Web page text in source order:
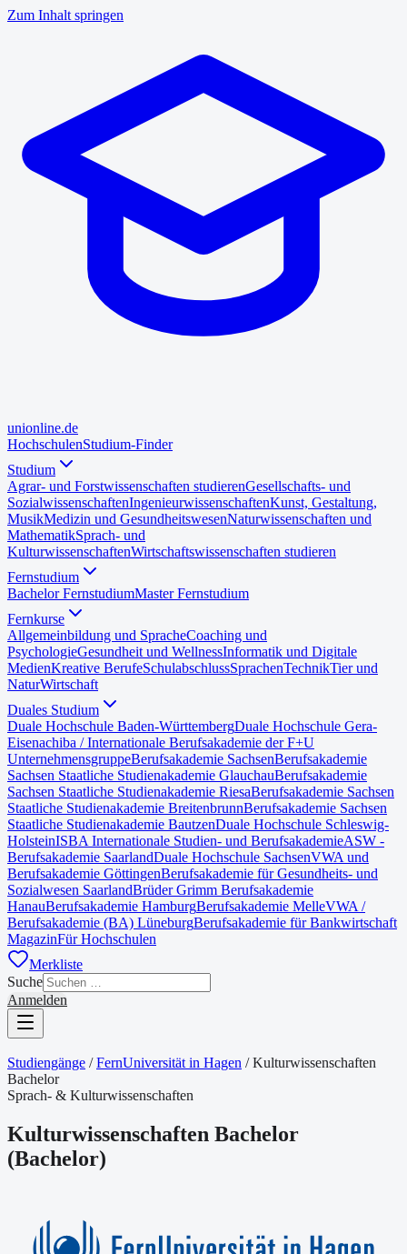
Zum Inhalt springen
unionline.de
HochschulenStudium-Finder
Studium
Agrar- und Forstwissenschaften studierenGesellschafts- und
SozialwissenschaftenIngenieurwissenschaftenKunst, Gestaltung,
MusikMedizin und GesundheitswesenNaturwissenschaften und
MathematikSprach- und
KulturwissenschaftenWirtschaftswissenschaften studieren
Fernstudium
Bachelor FernstudiumMaster Fernstudium
Fernkurse
Allgemeinbildung und SpracheCoaching und
PsychologieGesundheit und WellnessInformatik und Digitale
MedienKreative BerufeSchulabschlussSprachenTechnikTier und
NaturWirtschaft
Duales Studium
Duale Hochschule Baden-WürttembergDuale Hochschule Gera-
Eisenachiba / Internationale Berufsakademie der F+U
UnternehmensgruppeBerufsakademie SachsenBerufsakademie
Sachsen Staatliche Studienakademie GlauchauBerufsakademie
Sachsen Staatliche Studienakademie RiesaBerufsakademie Sachsen
Staatliche Studienakademie BreitenbrunnBerufsakademie Sachsen
Staatliche Studienakademie BautzenDuale Hochschule Schleswig-
HolsteinISBA Internationale Studien- und BerufsakademieASW -
Berufsakademie SaarlandDuale Hochschule SachsenVWA und
Berufsakademie GöttingenBerufsakademie für Gesundheits- und
Sozialwesen SaarlandBrüder Grimm Berufsakademie
HanauBerufsakademie HamburgBerufsakademie MelleVWA /
Berufsakademie (BA) LüneburgBerufsakademie für Bankwirtschaft
MagazinFür Hochschulen
Merkliste
Suche
Anmelden
Studiengänge / FernUniversität in Hagen /Kulturwissenschaften
Bachelor
Sprach- & Kulturwissenschaften
Kulturwissenschaften Bachelor
(Bachelor)